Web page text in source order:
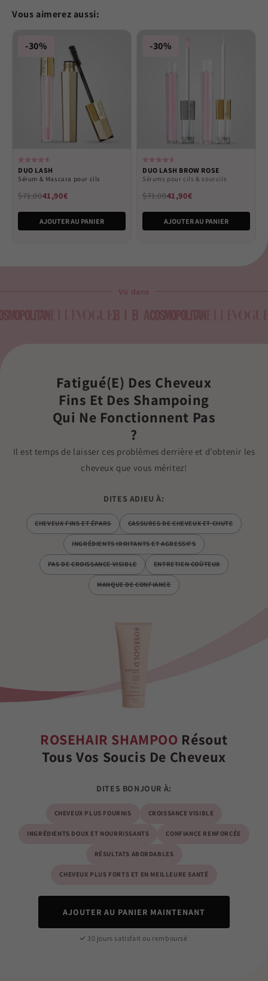
Vous aimerez aussi:
-30%
Rated
4.6
out
of
5
stars
DUO LASH
Sérum & Mascara pour cils
$71.0041,90€
AJOUTER AU PANIER
-30%
Rated
4.6
out
of
5
stars
DUO LASH BROW ROSE
Sérums pour cils & sourcils
$71.0041,90€
AJOUTER AU PANIER
Vu dans
Fatigué(e) Des Cheveux
Fins Et Des Shampoing
Qui Ne Fonctionnent Pas
?
Il est temps de laisser ces problèmes derrière et d’obtenir les
cheveux que vous méritez!
DITES ADIEU À:
CHEVEUX FINS ET ÉPARS CASSURES DE CHEVEUX ET CHUTE
INGRÉDIENTS IRRITANTS ET AGRESSIFS
PAS DE CROISSANCE VISIBLE ENTRETIEN COÛTEUX
MANQUE DE CONFIANCE
ROSEHAIR SHAMPOO Résout
Tous Vos Soucis De Cheveux
DITES BONJOUR À:
CHEVEUX PLUS FOURNIS CROISSANCE VISIBLE
INGRÉDIENTS DOUX ET NOURRISSANTS CONFIANCE RENFORCÉE
RÉSULTATS ABORDABLES
CHEVEUX PLUS FORTS ET EN MEILLEURE SANTÉ
AJOUTER AU PANIER MAINTENANT
30 jours satisfait ou remboursé